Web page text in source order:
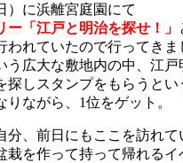
）に浜離宮庭園にて
ー「江戸と明治を探せ！」
われていたので行ってきま
う広大な敷地内の中、江戸
探しスタンプをもらうとい
りながら、1位をゲット。
分、前日にもここを訪れて
栽を作って持って帰れるイ